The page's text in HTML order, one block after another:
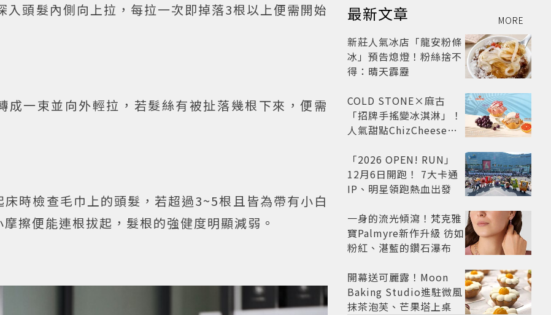
入頭髮內側向上拉，每拉一次即掉落3根以上便需開始
一束並向外輕拉，若髮絲有被扯落幾根下來，便需
時檢查毛巾上的頭髮，若超過3~5根且皆為帶有小白
擦便能連根拔起，髮根的強健度明顯減弱。
最新文章 MORE
新莊人氣冰店「龍安粉條
冰」預告熄燈！粉絲捨不
得：晴天霹靂
COLD STONE×麻古
「招牌手搖變冰淇淋」！
人氣甜點ChizCheese快
「2026 OPEN! RUN」
12月6日開跑！ 7大卡通
IP、明星領跑熱血出發
一身的流光傾瀉！梵克雅
寶Palmyre新作升級 彷如
粉紅、湛藍的鑽石瀑布
開幕送可麗露！Moon
Baking Studio進駐微風
抹茶泡芙、芒果塔上桌